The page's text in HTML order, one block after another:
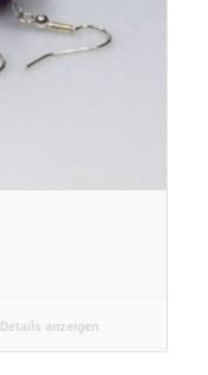
Details anzeigen